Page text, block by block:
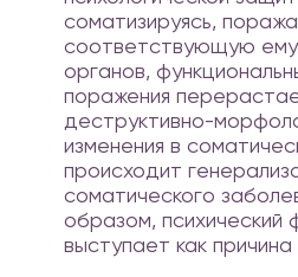
соматизируясь,
соответствующую
органов,
поражения
деструктивно-
изменения в
происходит
соматического
образом, психический
выступает как